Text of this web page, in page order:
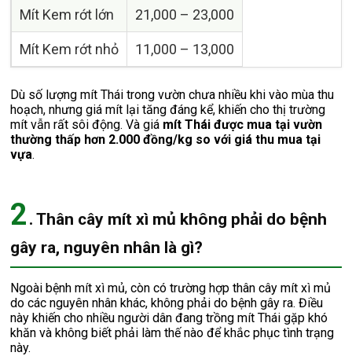
Mít Kem rớt lớn 21,000 – 23,000
Mít Kem rớt nhỏ 11,000 – 13,000
Dù số lượng mít Thái trong vườn chưa nhiều khi vào mùa thu
hoạch, nhưng giá mít lại tăng đáng kể, khiến cho thị trường
mít vẫn rất sôi động. Và giá mít Thái được mua tại vườn
thường thấp hơn 2.000 đồng/kg so với giá thu mua tại
vựa.
2 . Thân cây mít xì mủ không phải do bệnh
gây ra, nguyên nhân là gì?
Ngoài bệnh mít xì mủ, còn có trường hợp thân cây mít xì mủ
do các nguyên nhân khác, không phải do bệnh gây ra. Điều
này khiến cho nhiều người dân đang trồng mít Thái gặp khó
khăn và không biết phải làm thế nào để khắc phục tình trạng
này.